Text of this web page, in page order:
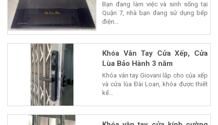
Bạn đang làm việc và sinh sống tại
Quận 7, nhà bạn đang sử dụng bếp
điện...
Khóa Vân Tay Cửa Xếp, Cửa
Lùa Bảo Hành 3 năm
Khóa vân tay Giovani lắp cho của xếp
và cửa lùa Đài Loan, khóa được thiết
kế...